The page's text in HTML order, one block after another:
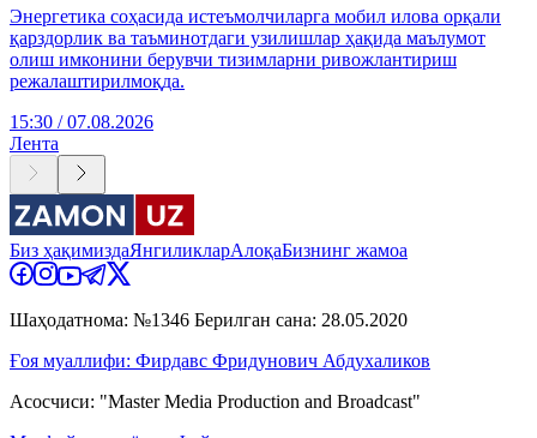
Энергетика соҳасида истеъмолчиларга мобил илова орқали
қарздорлик ва таъминотдаги узилишлар ҳақида маълумот
олиш имконини берувчи тизимларни ривожлантириш
режалаштирилмоқда.
15:30 / 07.08.2026
Лента
Биз ҳақимиздаЯнгиликларАлоқаБизнинг жамоа
Шаҳодатнома: №1346 Берилган сана: 28.05.2020
Ғоя муаллифи: Фирдавс Фридунович Абдухаликов
Асосчиси: "Master Media Production and Broadcast"